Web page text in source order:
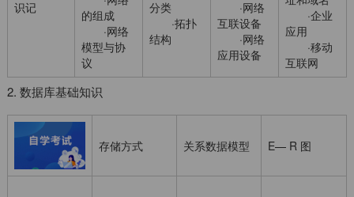
识记
的组成
·网络
模型与协
议
分类
·拓扑
结构
·网络
互联设备
·网络
应用设备
·企业
应用
·移动
互联网
2. 数据库基础知识
存储方式 关系数据模型 E— R 图